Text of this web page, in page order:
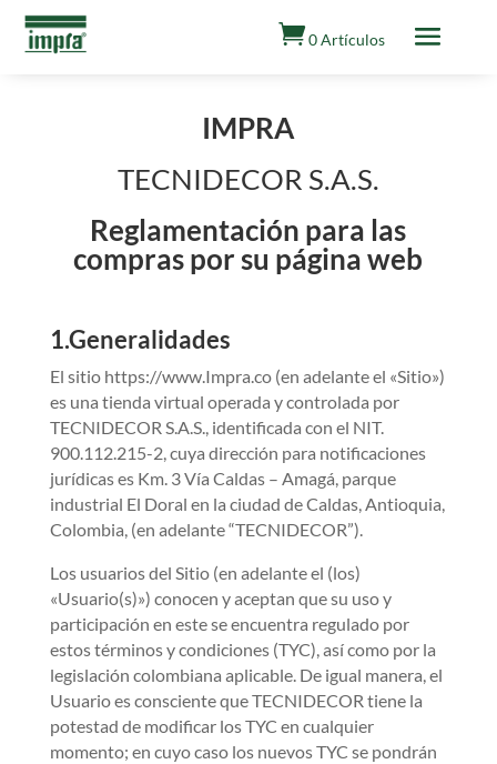
0 Artículos
IMPRA
TECNIDECOR S.A.S.
Reglamentación para las
compras por su página web
1.Generalidades
El sitio https://www.Impra.co (en adelante el «Sitio»)
es una tienda virtual operada y controlada por
TECNIDECOR S.A.S., identificada con el NIT.
900.112.215-2, cuya dirección para notificaciones
jurídicas es Km. 3 Vía Caldas – Amagá, parque
industrial El Doral en la ciudad de Caldas, Antioquia,
Colombia, (en adelante “TECNIDECOR”).
Los usuarios del Sitio (en adelante el (los)
«Usuario(s)») conocen y aceptan que su uso y
participación en este se encuentra regulado por
estos términos y condiciones (TYC), así como por la
legislación colombiana aplicable. De igual manera, el
Usuario es consciente que TECNIDECOR tiene la
potestad de modificar los TYC en cualquier
momento; en cuyo caso los nuevos TYC se pondrán